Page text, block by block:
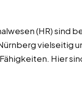
(HR) sind
vielseitig
Hier